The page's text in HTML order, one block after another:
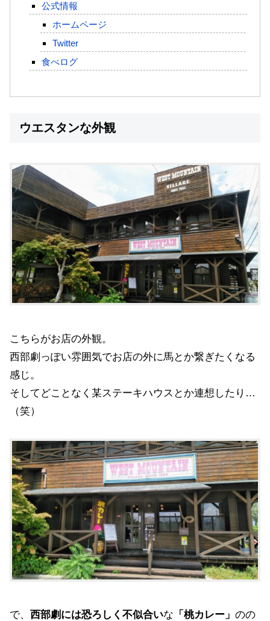
公式情報
ホームページ
Twitter
食べログ
ウエスタンな外観
こちらがお店の外観。
西部劇っぽい雰囲気でお店の外に馬とか繋ぎたくなる
感じ。
そしてどことなく某ステーキハウスとか連想したり…
（笑）
で、 西部劇には恐ろしく不似合いな 「桃カレー」 のの